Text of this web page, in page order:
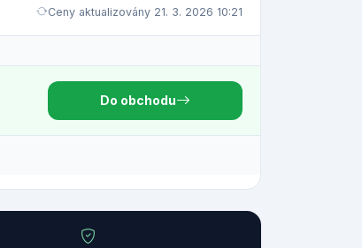
Ceny aktualizovány 21. 3. 2026 10:21
Do obchodu